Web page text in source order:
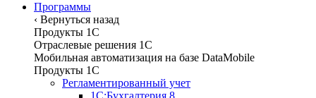
Программы
‹ Вернуться назад
Продукты 1С
Отраслевые решения 1C
Мобильная автоматизация на базе DataMobile
Продукты 1С
Регламентированный учет
1С:Бухгалтерия 8